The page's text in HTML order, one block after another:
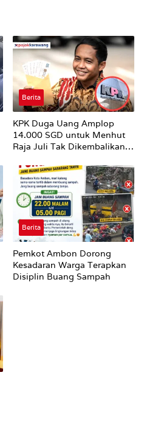
Berita
KPK Duga Uang Amplop
14.000 SGD untuk Menhut
Raja Juli Tak Dikembalikan
Berita
Pemkot Ambon Dorong
Kesadaran Warga Terapkan
Disiplin Buang Sampah